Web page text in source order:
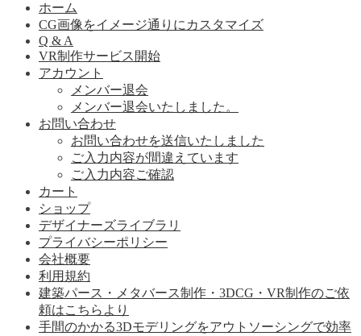
ホーム
CG画像をイメージ通りにカスタマイズ
Q & A
VR制作サービス開始
アカウント
メンバー退会
メンバー退会いたしました。
お問い合わせ
お問い合わせを送信いたしました
ご入力内容が間違えています
ご入力内容ご確認
カート
ショップ
デザイナーズライブラリ
プライバシーポリシー
会社概要
利用規約
建築パース・メタバース制作・3DCG・VR制作のご依
頼はこちらより
手間のかかる3Dモデリングをアウトソーシングで効率